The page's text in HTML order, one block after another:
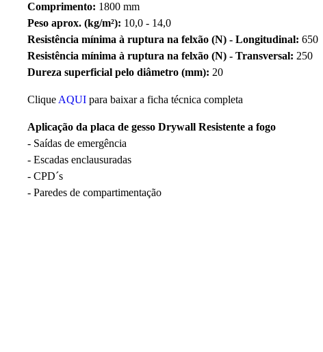
Comprimento: 1800 mm
Peso aprox. (kg/m²): 10,0 - 14,0
Resistência mínima à ruptura na felxão (N) - Longitudinal: 650
Resistência mínima à ruptura na felxão (N) - Transversal: 250
Dureza superficial pelo diâmetro (mm): 20
Clique AQUI para baixar a ficha técnica completa
Aplicação da placa de gesso Drywall Resistente a fogo
- Saídas de emergência
- Escadas enclausuradas
- CPD´s
- Paredes de compartimentação